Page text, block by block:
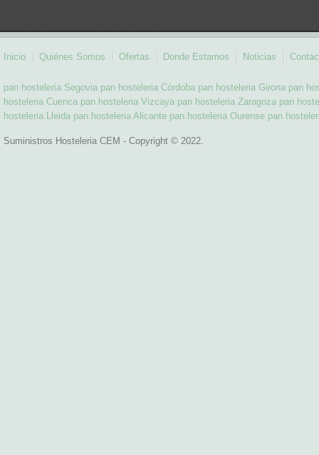
Inicio Quiénes Somos Ofertas Donde Estamos Noticias
pan hosteleria Segovia pan hosteleria Córdoba pan hosteleria Girona pan
hosteleria Cuenca pan hosteleria Vizcaya pan hosteleria Zaragoza pan
hosteleria Lleida pan hosteleria Alicante pan hosteleria Ourense pan
Suministros Hosteleria CEM - Copyright © 2022.